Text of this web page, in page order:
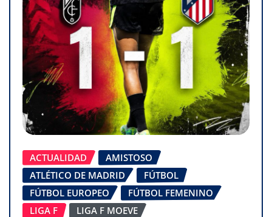
ACTUALIDAD
AMISTOSO
ATLÉTICO DE MADRID
FÚTBOL
FÚTBOL EUROPEO
FÚTBOL FEMENINO
LIGA F
LIGA F MOEVE